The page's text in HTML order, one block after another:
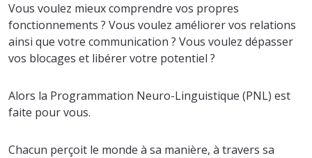
Vous voulez mieux comprendre vos propres
fonctionnements ? Vous voulez améliorer vos relations
ainsi que votre communication ? Vous voulez dépasser
vos blocages et libérer votre potentiel ?
Alors la Programmation Neuro-Linguistique (PNL) est
faite pour vous.
Chacun perçoit le monde à sa manière, à travers sa